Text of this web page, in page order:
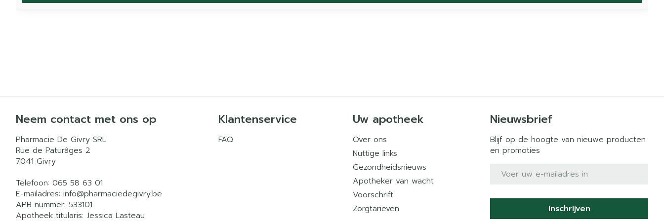
Neem contact met ons op
Pharmacie De Givry SRL
Rue de Paturâges 2
7041 Givry
Telefoon: 065 58 63 01
E-mailadres: info@pharmaciedegivry.be
APB nummer: 533101
Apotheek titularis: Jessica Lasteau
Klantenservice
FAQ
Uw apotheek
Over ons
Nuttige links
Gezondheidsnieuws
Apotheker van wacht
Voorschrift
Zorgtarieven
Nieuwsbrief
Blijf op de hoogte van nieuwe producten
en promoties
E-mail adres
Inschrijven